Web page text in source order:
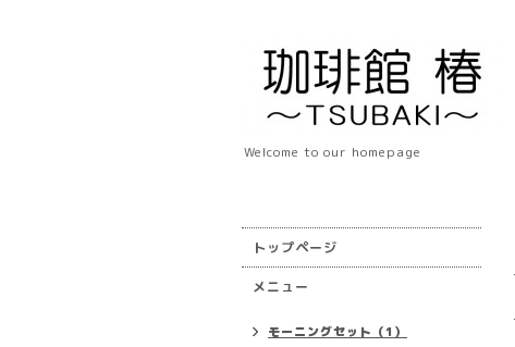
Welcome to our homepage
トップページ
メニュー
モーニングセット（1）